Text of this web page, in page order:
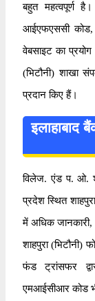
बहुत महत्वपूर्ण
आईएफएससी
वेबसाइट का
(भिटौनी) शाखा
प्रदान किए हैं।
इलाहाबाद
विलेज. एंड प. ओ.
प्रदेश स्थित
में अधिक जानकारी,
शाहपुरा (भिटौनी)
फंड ट्रांसफर
एमआईसीआर कोड